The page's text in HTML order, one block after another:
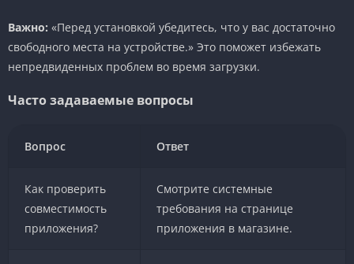
Важно: «Перед установкой убедитесь, что у вас достаточно
свободного места на устройстве.» Это поможет избежать
непредвиденных проблем во время загрузки.
Часто задаваемые вопросы
Вопрос Ответ
Как проверить
совместимость
приложения?
Смотрите системные
требования на странице
приложения в магазине.